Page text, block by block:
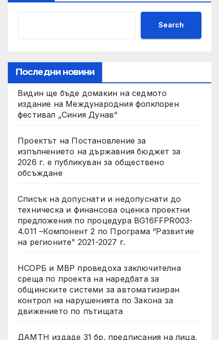
Search
Последни новини
Видин ще бъде домакин на седмото
издание на Международния фолклорен
фестивал „Синия Дунав“
Проектът на Постановление за
изпълнението на държавния бюджет за
2026 г. е публикуван за обществено
обсъждане
Списък на допуснати и недопуснати до
техническа и финансова оценка проектни
предложения по процедура BG16FFPR003-
4.011 –Компонент 2 по Програма “Развитие
на регионите” 2021-2027 г.
НСОРБ и МВР проведоха заключителна
среща по проекта на наредбата за
общинските системи за автоматизиран
контрол на нарушенията по Закона за
движението по пътищата
ДАМТН издаде 31 бр. предписания на лица,